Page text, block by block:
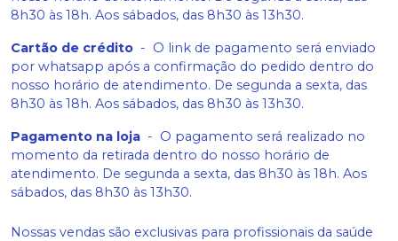
8h30 às 18h. Aos sábados, das 8h30 às 13h30.
Cartão de crédito - O link de pagamento será enviado
por whatsapp após a confirmação do pedido dentro do
nosso horário de atendimento. De segunda a sexta, das
8h30 às 18h. Aos sábados, das 8h30 às 13h30.
Pagamento na loja - O pagamento será realizado no
momento da retirada dentro do nosso horário de
atendimento. De segunda a sexta, das 8h30 às 18h. Aos
sábados, das 8h30 às 13h30.
Nossas vendas são exclusivas para profissionais da saúde